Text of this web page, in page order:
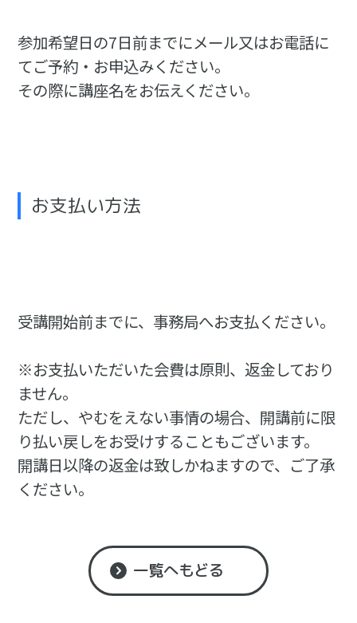
参加希望日の7日前までにメール又はお電話に
てご予約・お申込みください。
その際に講座名をお伝えください。
お支払い方法
受講開始前までに、事務局へお支払ください。
※お支払いただいた会費は原則、返金しており
ません。
ただし、やむをえない事情の場合、開講前に限
り払い戻しをお受けすることもございます。
開講日以降の返金は致しかねますので、ご了承
ください。
一覧へもどる